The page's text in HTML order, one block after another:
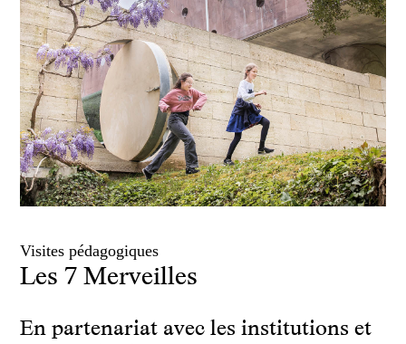
Visites pédagogiques
Les 7 Merveilles
En partenariat avec les institutions et